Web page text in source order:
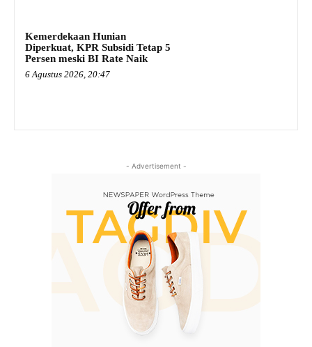
Kemerdekaan Hunian
Diperkuat, KPR Subsidi Tetap 5
Persen meski BI Rate Naik
6 Agustus 2026, 20:47
- Advertisement -